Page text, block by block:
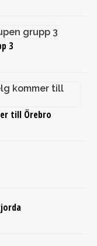
3
till Örebro